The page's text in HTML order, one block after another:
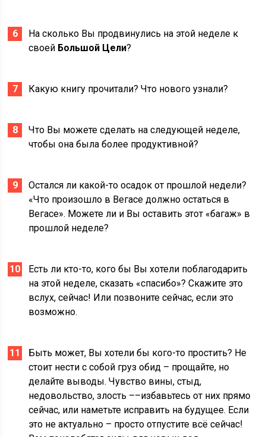
На сколько Вы продвинулись на этой неделе к
своей Большой Цели?
Какую книгу прочитали? Что нового узнали?
Что Вы можете сделать на следующей неделе,
чтобы она была более продуктивной?
Остался ли какой-то осадок от прошлой недели?
«Что произошло в Вегасе должно остаться в
Вегасе». Можете ли и Вы оставить этот «багаж» в
прошлой неделе?
Есть ли кто-то, кого бы Вы хотели поблагодарить
на этой неделе, сказать «спасибо»? Скажите это
вслух, сейчас! Или позвоните сейчас, если это
возможно.
Быть может, Вы хотели бы кого-то простить? Не
стоит нести с собой груз обид – прощайте, но
делайте выводы. Чувство вины, стыд,
недовольство, злость ––избавьтесь от них прямо
сейчас, или наметьте исправить на будущее. Если
это не актуально – просто отпустите всё сейчас!